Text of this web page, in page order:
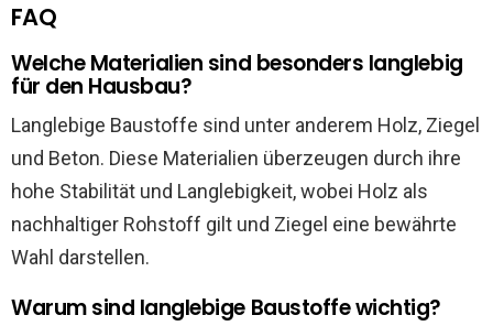
FAQ
Welche Materialien sind besonders langlebig
für den Hausbau?
Langlebige Baustoffe sind unter anderem Holz, Ziegel
und Beton. Diese Materialien überzeugen durch ihre
hohe Stabilität und Langlebigkeit, wobei Holz als
nachhaltiger Rohstoff gilt und Ziegel eine bewährte
Wahl darstellen.
Warum sind langlebige Baustoffe wichtig?